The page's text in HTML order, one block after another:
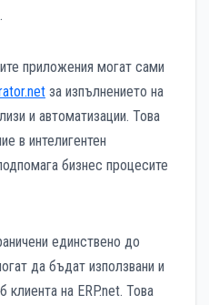
приложения могат сами
за изпълнението на
и автоматизации. Това
в интелигентен
бизнес процесите
единствено до
да бъдат използвани и
клиента на ERP.net. Това